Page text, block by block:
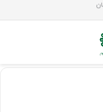
و زمینه‌ساز جوانی جمعیت